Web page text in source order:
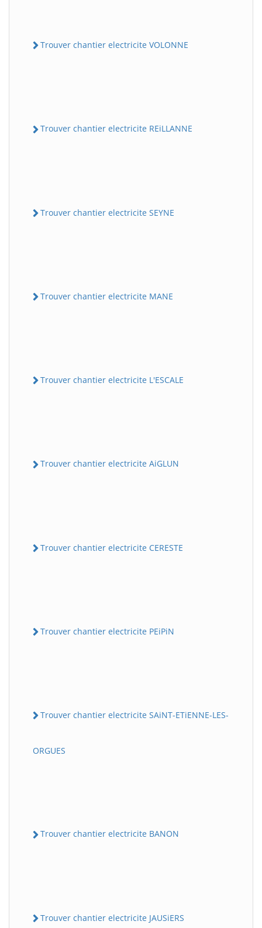
Trouver chantier electricite VOLONNE
Trouver chantier electricite REiLLANNE
Trouver chantier electricite SEYNE
Trouver chantier electricite MANE
Trouver chantier electricite L'ESCALE
Trouver chantier electricite AiGLUN
Trouver chantier electricite CERESTE
Trouver chantier electricite PEiPiN
Trouver chantier electricite SAiNT-ETiENNE-LES-
ORGUES
Trouver chantier electricite BANON
Trouver chantier electricite JAUSiERS